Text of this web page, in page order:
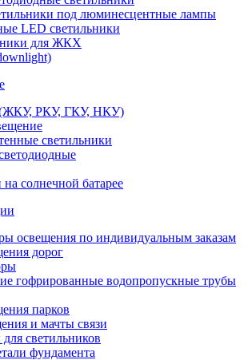
под люминесцентные лампы
LED светильники
для ЖКХ
(ЖКУ, РКУ, ГКУ, НКУ)
светильники
солнечной батарее
освещения по индивидуальным заказам
дорог
гофрированные водопропускные трубы
парков
и мачты связи
светильников
фундамента